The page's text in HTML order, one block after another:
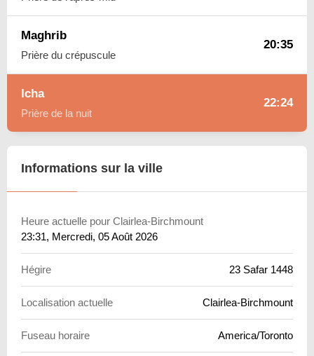
Maghrib
Prière du crépuscule
20:35
Icha
Prière de la nuit
22:24
Informations sur la ville
Heure actuelle pour Clairlea-Birchmount
23:31, Mercredi, 05 Août 2026
Hégire 23 Safar 1448
Localisation actuelle Clairlea-Birchmount
Fuseau horaire America/Toronto